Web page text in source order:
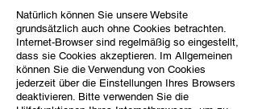
Natürlich können Sie unsere Website
grundsätzlich auch ohne Cookies betrachten.
Internet-Browser sind regelmäßig so eingestellt,
dass sie Cookies akzeptieren. Im Allgemeinen
können Sie die Verwendung von Cookies
jederzeit über die Einstellungen Ihres Browsers
deaktivieren. Bitte verwenden Sie die